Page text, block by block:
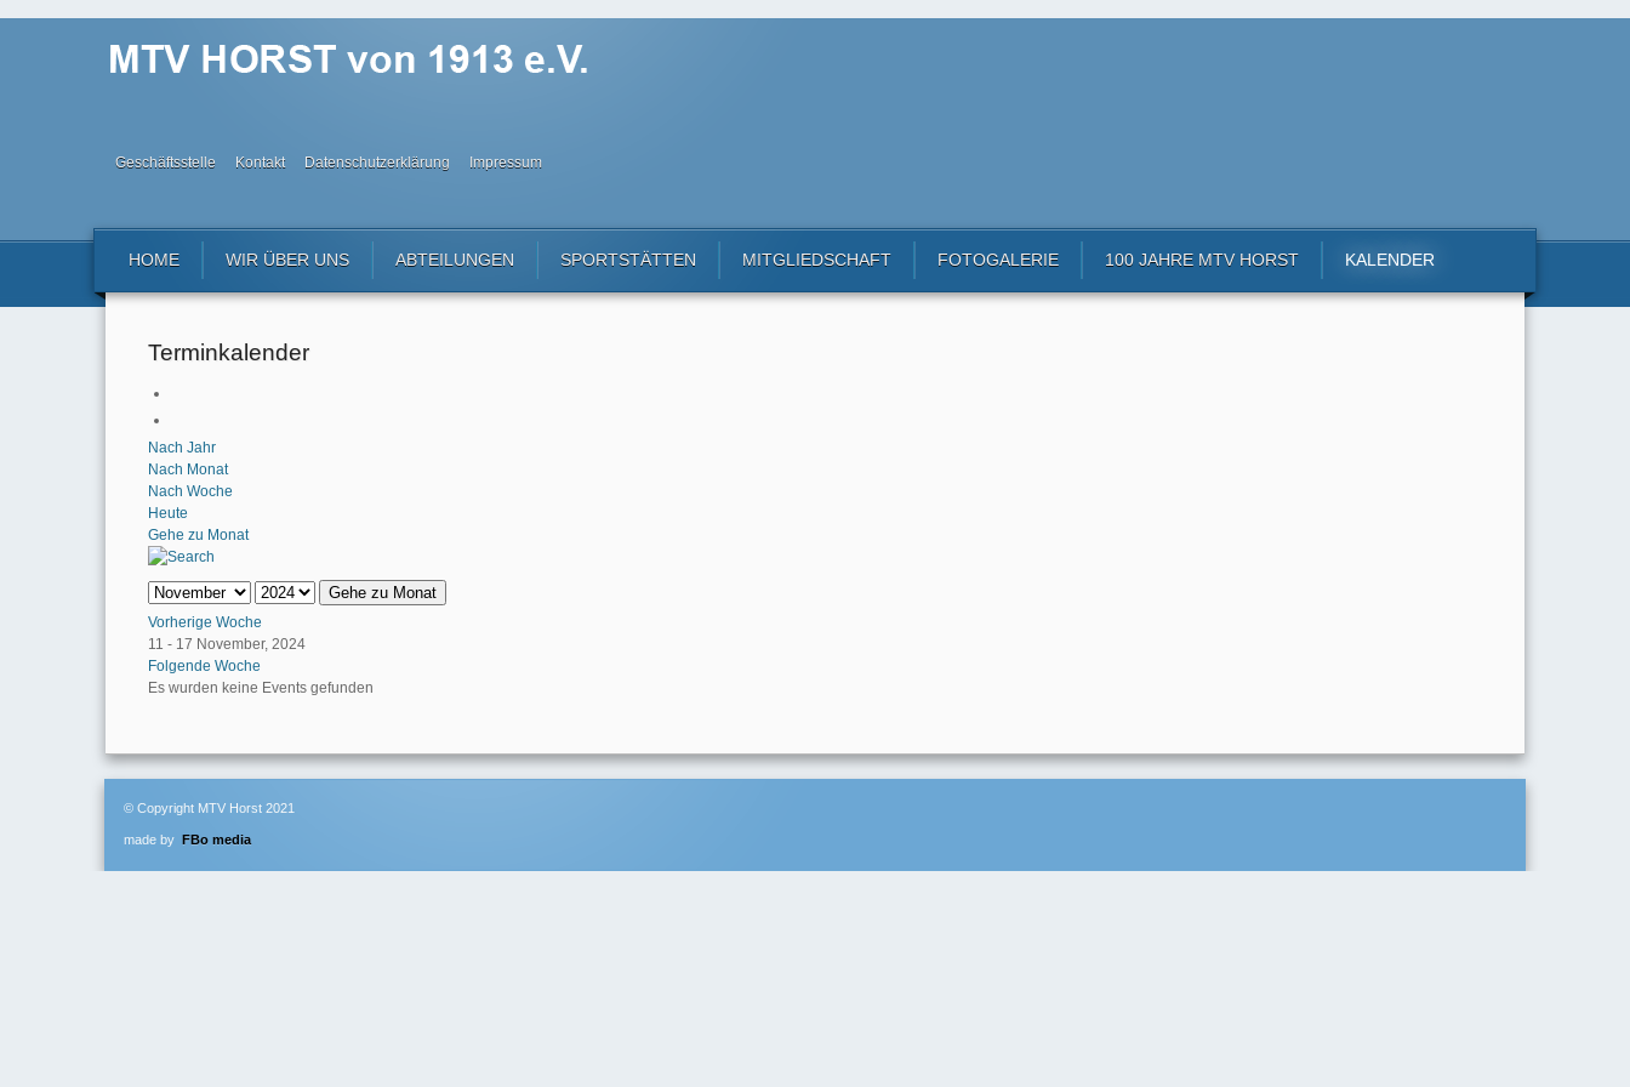
Geschäftsstelle Kontakt Datenschutzerklärung Impressum
HOME WIR ÜBER UNS ABTEILUNGEN SPORTSTÄTTEN MITGLIEDSCHAFT FOTOGALERIE 100 JAHRE MTV HORST KALENDER
Terminkalender
Nach Jahr
Nach Monat
Nach Woche
Heute
Gehe zu Monat
Gehe zu Monat
Vorherige Woche
11 - 17 November, 2024
Folgende Woche
Es wurden keine Events gefunden
© Copyright MTV Horst 2021
made by FBo media